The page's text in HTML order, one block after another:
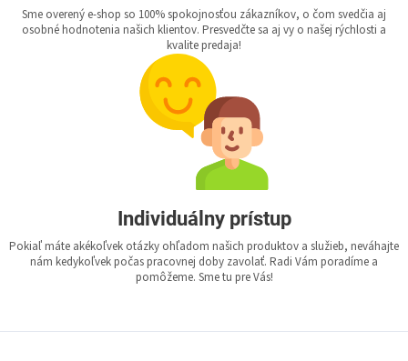
Sme overený e-shop so 100% spokojnosťou zákazníkov, o čom svedčia aj
osobné hodnotenia našich klientov. Presvedčte sa aj vy o našej rýchlosti a
kvalite predaja!
Individuálny prístup
Pokiaľ máte akékoľvek otázky ohľadom našich produktov a služieb, neváhajte
nám kedykoľvek počas pracovnej doby zavolať. Radi Vám poradíme a
pomôžeme. Sme tu pre Vás!